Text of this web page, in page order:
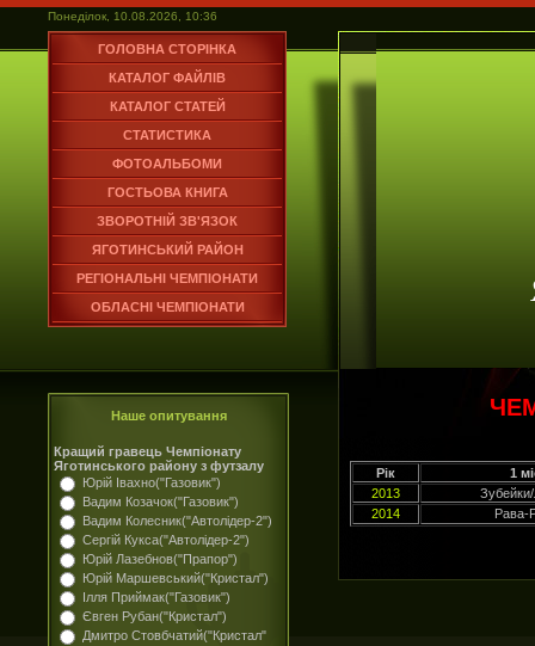
Понеділок, 10.08.2026, 10:36
ГОЛОВНА СТОРІНКА
КАТАЛОГ ФАЙЛІВ
КАТАЛОГ СТАТЕЙ
СТАТИСТИКА
ФОТОАЛЬБОМИ
ГОСТЬОВА КНИГА
ЗВОРОТНІЙ ЗВ'ЯЗОК
ЯГОТИНСЬКИЙ РАЙОН
РЕГІОНАЛЬНІ ЧЕМПІОНАТИ
ОБЛАСНІ ЧЕМПІОНАТИ
Наше опитування
Кращий гравець Чемпіонату
Яготинського району з футзалу
Юрій Івахно("Газовик")
Вадим Козачок("Газовик")
Вадим Колесник("Автолідер-2")
Сергій Кукса("Автолідер-2")
Юрій Лазебнов("Прапор")
Юрій Маршевський("Кристал")
Ілля Приймак("Газовик")
Євген Рубан("Кристал")
Дмитро Стовбчатий("Кристал"
Рік
1
2013
Зубейки/
2014
Рава-